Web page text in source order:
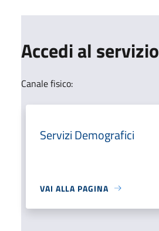
Accedi al servizio
Canale fisico:
Servizi Demografici
VAI ALLA PAGINA